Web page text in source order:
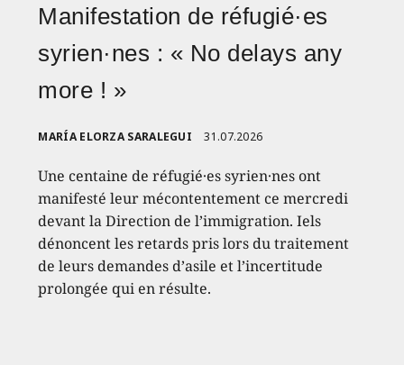
Manifestation de réfugié·es
syrien·nes : « No delays any
more ! »
MARÍA ELORZA SARALEGUI 31.07.2026
Une centaine de réfugié·es syrien·nes ont
manifesté leur mécontentement ce mercredi
devant la Direction de l’immigration. Iels
dénoncent les retards pris lors du traitement
de leurs demandes d’asile et l’incertitude
prolongée qui en résulte.